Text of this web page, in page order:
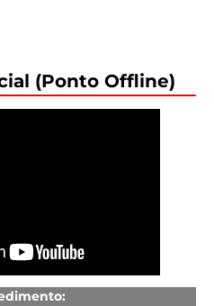
(Ponto Offline)